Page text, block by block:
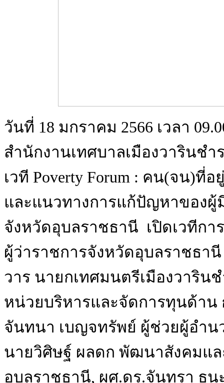
วันที่ 18 มกราคม 2566 เวลา
สำนักงานเทศบาลเมืองวารินช
เวที Poverty Forum : คน(จน)
และแนวทางการแก้ปัญหาของ
จังหวัดอุบลราชธานี เปิดเวทีกา
ผู้ว่าราชการจังหวัดอุบลราชธา
วาร นายกเทศมนตรีเมืองวาริ
หน่วยบริหารและจัดการทุนด้า
จันทนา เบญจทรัพย์ ผู้ช่วยผู้อำ
นายวิศิษฐ์ ผลดก พัฒนาสังคมแ
อุบลราชธานี, ผศ.ดร.จันทรา ธ